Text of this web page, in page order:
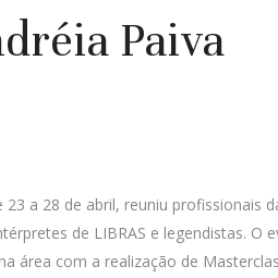
Paiva
23 a 28 de abril, reuniu profissionais
de LIBRAS e legendistas. O
área com a realização de